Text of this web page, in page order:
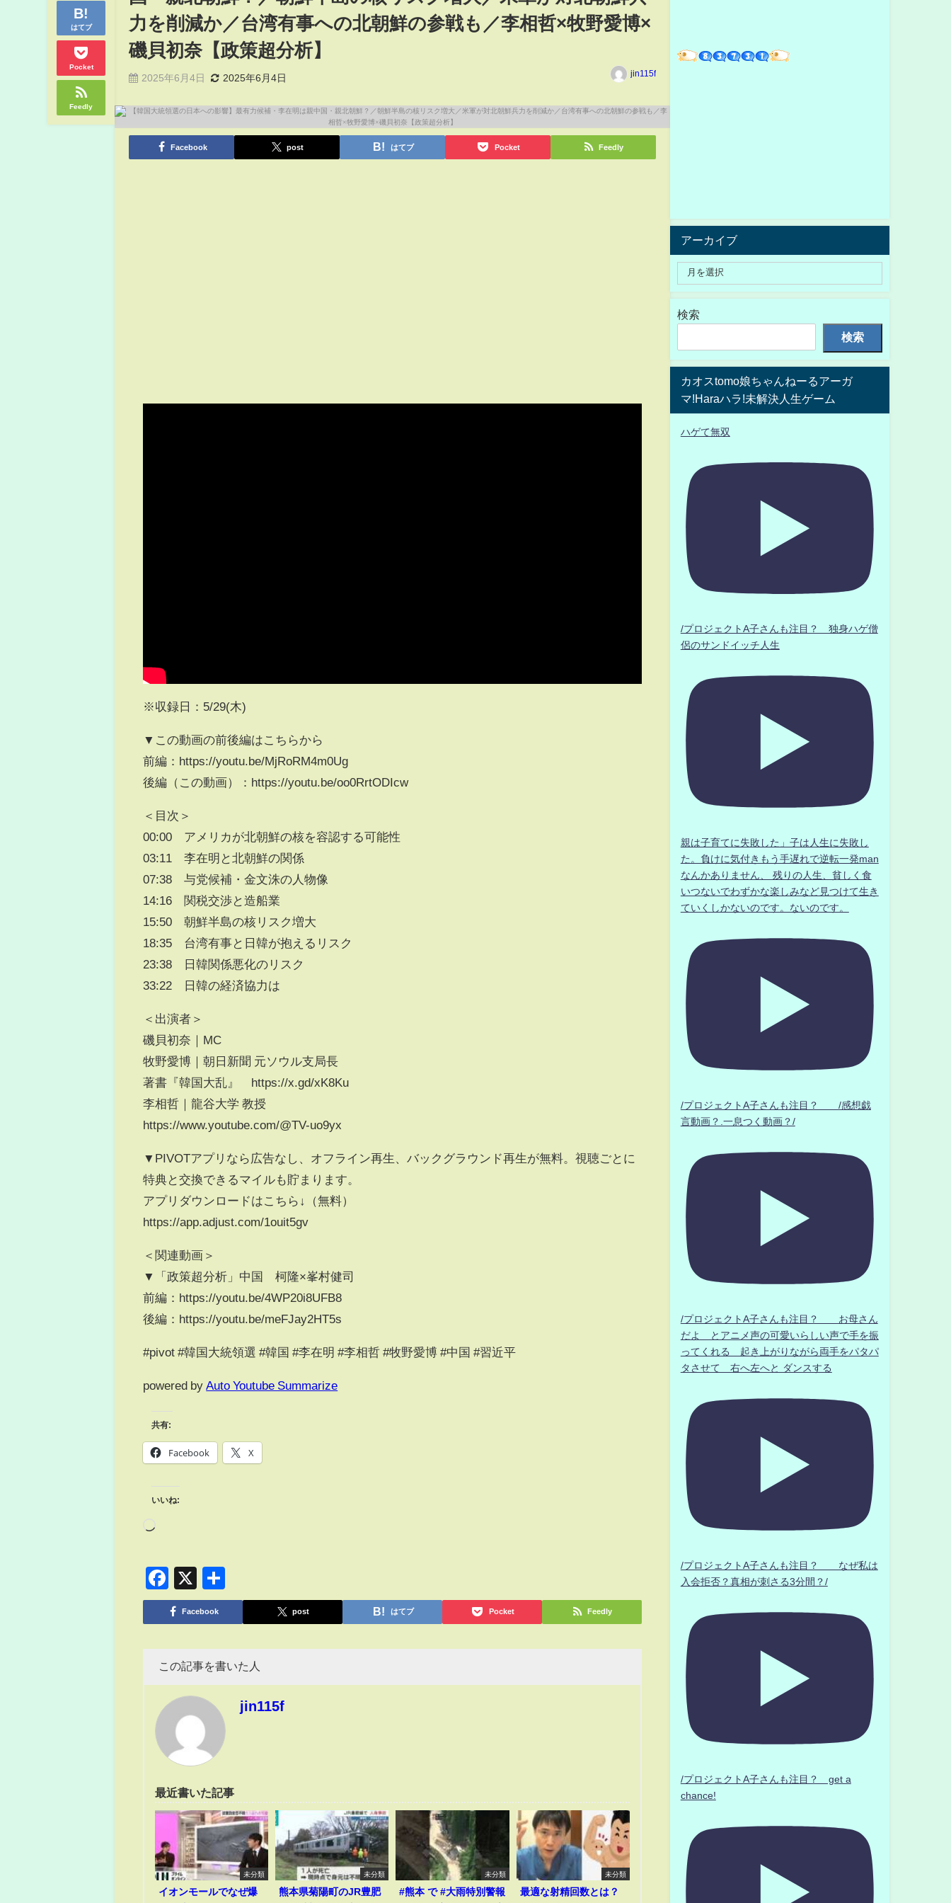
はてブ
Pocket
Feedly
力を削減か／台湾有事への北朝鮮の参戦も／李相哲×牧野愛博×
磯貝初奈【政策超分析】
2025年6月4日 2025年6月4日 jin115f
Facebook post はてブ Pocket Feedly
※収録日：5/29(木)
▼この動画の前後編はこちらから
前編：https://youtu.be/MjRoRM4m0Ug
後編（この動画）：https://youtu.be/oo0RrtODIcw
＜目次＞
00:00 アメリカが北朝鮮の核を容認する可能性
03:11 李在明と北朝鮮の関係
07:38 与党候補・金文洙の⼈物像
14:16 関税交渉と造船業
15:50 朝鮮半島の核リスク増大
18:35 台湾有事と日韓が抱えるリスク
23:38 日韓関係悪化のリスク
33:22 日韓の経済協力は
＜出演者＞
磯貝初奈｜MC
牧野愛博｜朝日新聞 元ソウル支局長
著書『韓国大乱』 https://x.gd/xK8Ku
李相哲｜龍谷大学 教授
https://www.youtube.com/@TV-uo9yx
▼PIVOTアプリなら広告なし、オフライン再生、バックグラウンド再生が無料。視聴ごとに
特典と交換できるマイルも貯まります。
アプリダウンロードはこちら↓（無料）
https://app.adjust.com/1ouit5gv
＜関連動画＞
▼「政策超分析」中国 柯隆×峯村健司
前編：https://youtu.be/4WP20i8UFB8
後編：https://youtu.be/meFJay2HT5s
#pivot #韓国大統領選 #韓国 #李在明 #李相哲 #牧野愛博 #中国 #習近平
powered by Auto Youtube Summarize
共有:
Facebook X
いいね:
Facebook
X
有
Facebook post はてブ Pocket Feedly
この記事を書いた人
jin115f
最近書いた記事
未分類
イオンモールでなぜ爆
未分類
熊本県菊陽町のJR豊肥
未分類
#熊本 で #大雨特別警報
未分類
最適な射精回数とは？
アーカイブ
検索
検索
カオスtomo娘ちゃんねーるアーガ
マ!Haraハラ!未解決人生ゲーム
ハゲて無双
/プロジェクトA子さんも注目？ 独身ハゲ僧
侶のサンドイッチ人生
親は子育てに失敗した」子は人生に失敗し
た。負けに気付きもう手遅れで逆転一発man
なんかありません、 残りの人生、貧しく食
いつないでわずかな楽しみなど見つけて生き
ていくしかないのです。ないのです。
/プロジェクトA子さんも注目？ /感想戯
言動画？.一息つく動画？/
/プロジェクトA子さんも注目？ お母さん
だよ とアニメ声の可愛いらしい声で手を振
ってくれる 起き上がりながら両手をパタパ
タさせて 右へ左へと ダンスする
/プロジェクトA子さんも注目？ なぜ私は
入会拒否？真相が刺さる3分間？/
/プロジェクトA子さんも注目？ get a
chance!